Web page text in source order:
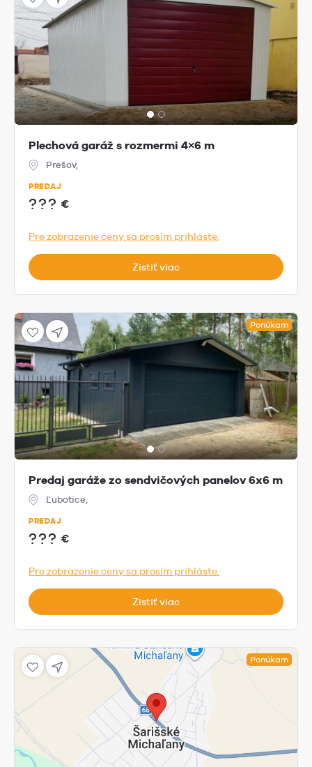
Plechová garáž s rozmermi 4×6 m
Prešov,
PREDAJ
??? €
Pre zobrazenie ceny sa prosím prihláste.
Zistiť viac
Ponúkam
Predaj garáže zo sendvičových panelov 6x6 m
Ľubotice,
PREDAJ
??? €
Pre zobrazenie ceny sa prosím prihláste.
Zistiť viac
Ponúkam